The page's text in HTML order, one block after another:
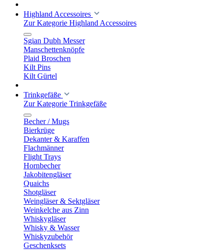
Highland Accessoires
Zur Kategorie Highland Accessoires
Sgian Dubh Messer
Manschettenknöpfe
Plaid Broschen
Kilt Pins
Kilt Gürtel
Trinkgefäße
Zur Kategorie Trinkgefäße
Becher / Mugs
Bierkrüge
Dekanter & Karaffen
Flachmänner
Flight Trays
Hornbecher
Jakobitengläser
Quaichs
Shotgläser
Weingläser & Sektgläser
Weinkelche aus Zinn
Whiskygläser
Whisky & Wasser
Whiskyzubehör
Geschenksets